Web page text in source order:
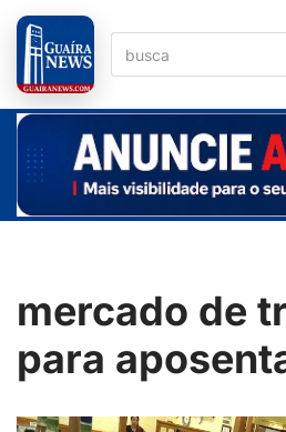
Pular
para
o
conteúdo
mercado de
para